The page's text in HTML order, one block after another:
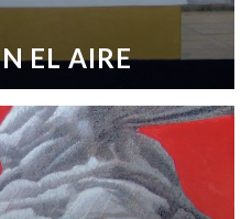
EL AIRE